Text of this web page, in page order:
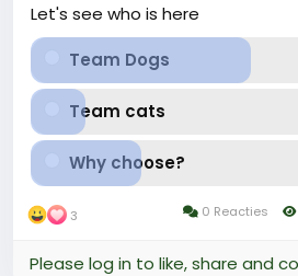
Let's see who is here
Team Dogs
Team cats
Why choose?
3 0 Reacties
Please log in to like, share and